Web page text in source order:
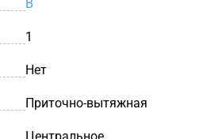
B
1
Нет
Приточно-вытяжная